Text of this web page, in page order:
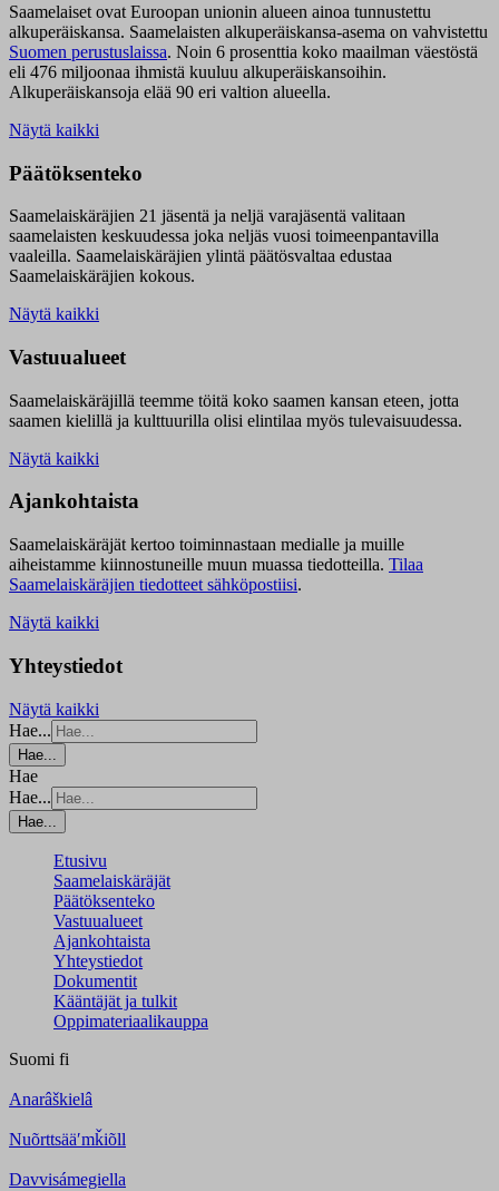
Saamelaiset ovat Euroopan unionin alueen ainoa tunnustettu
alkuperäiskansa. Saamelaisten alkuperäiskansa-asema on vahvistettu
Suomen perustuslaissa. Noin 6 prosenttia koko maailman väestöstä
eli 476 miljoonaa ihmistä kuuluu alkuperäiskansoihin.
Alkuperäiskansoja elää 90 eri valtion alueella.
Näytä kaikki
Päätöksenteko
Saamelaiskäräjien 21 jäsentä ja neljä varajäsentä valitaan
saamelaisten keskuudessa joka neljäs vuosi toimeenpantavilla
vaaleilla. Saamelaiskäräjien ylintä päätösvaltaa edustaa
Saamelaiskäräjien kokous.
Näytä kaikki
Vastuualueet
Saamelaiskäräjillä teemme töitä koko saamen kansan eteen, jotta
saamen kielillä ja kulttuurilla olisi elintilaa myös tulevaisuudessa.
Näytä kaikki
Ajankohtaista
Saamelaiskäräjät kertoo toiminnastaan medialle ja muille
aiheistamme kiinnostuneille muun muassa tiedotteilla. Tilaa
Saamelaiskäräjien tiedotteet sähköpostiisi.
Näytä kaikki
Yhteystiedot
Näytä kaikki
Hae...
Hae...
Hae
Hae...
Hae...
Etusivu
Saamelaiskäräjät
Päätöksenteko
Vastuualueet
Ajankohtaista
Yhteystiedot
Dokumentit
Kääntäjät ja tulkit
Oppimateriaalikauppa
Suomi fi
Anarâškielâ
Nuõrttsääʹmǩiõll
Davvisámegiella